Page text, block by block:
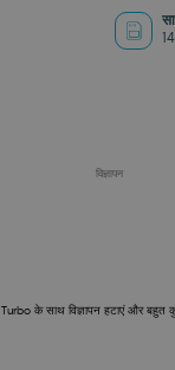
विज्ञापन
Turbo के साथ विज्ञापन हटाएं और बहुत